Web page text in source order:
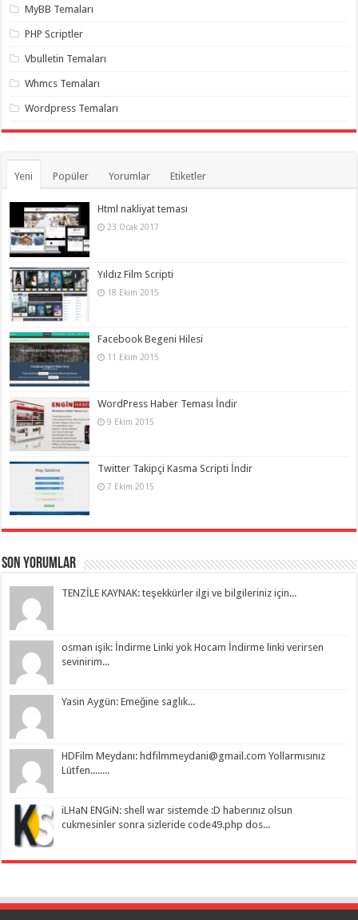
MyBB Temaları
PHP Scriptler
Vbulletin Temaları
Whmcs Temaları
Wordpress Temaları
Yeni Popüler Yorumlar Etiketler
Html nakliyat teması
23 Ocak 2017
Yıldız Film Scripti
18 Ekim 2015
Facebook Begeni Hilesi
11 Ekim 2015
WordPress Haber Teması İndir
9 Ekim 2015
Twitter Takipçi Kasma Scripti İndir
7 Ekim 2015
Son Yorumlar
TENZİLE KAYNAK: teşekkürler ilgi ve bilgileriniz için...
osman işik: İndirme Linki yok Hocam İndirme linki verirsen
sevinirim...
Yasin Aygün: Emeğine saglık...
HDFilm Meydanı: hdfilmmeydani@gmail.com Yollarmısınız
Lütfen........
iLHaN ENGiN: shell war sistemde :D haberınız olsun
cukmesinler sonra sizleride code49.php dos...